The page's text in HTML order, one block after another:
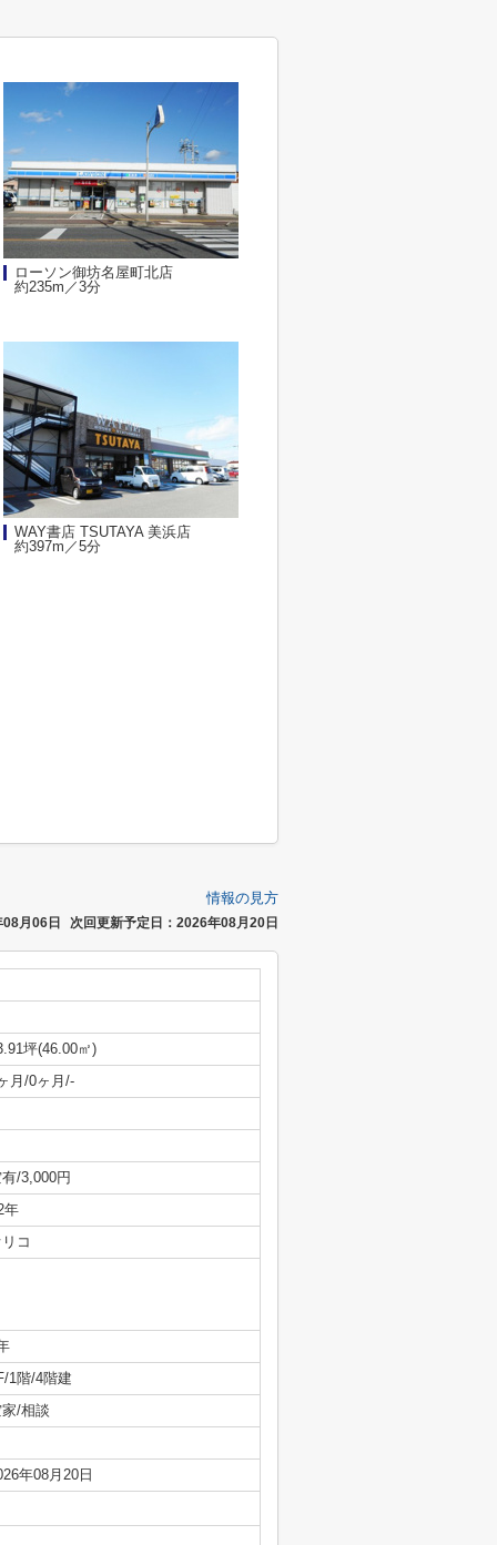
ローソン御坊名屋町北店
約235m／3分
WAY書店 TSUTAYA 美浜店
約397m／5分
情報の見方
月06日 次回更新予定日：2026年08月20日
坪(46.00㎡)
月/0ヶ月/-
/3,000円
年
コ
1階/4階建
/相談
年08月20日